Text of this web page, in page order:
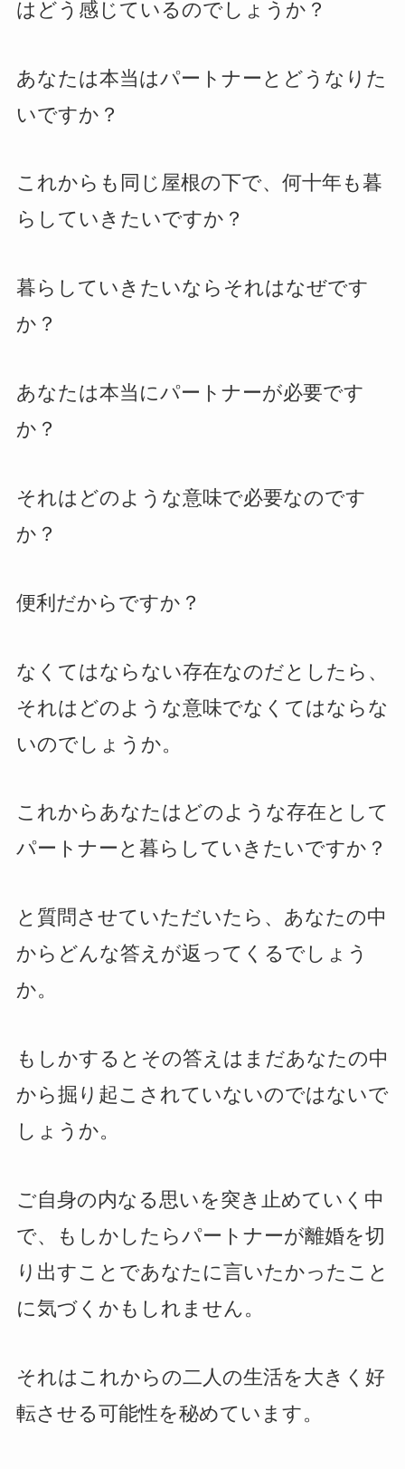
はどう感じているのでしょうか？
あなたは本当はパートナーとどうなりた
いですか？
これからも同じ屋根の下で、何十年も暮
らしていきたいですか？
暮らしていきたいならそれはなぜです
か？
あなたは本当にパートナーが必要です
か？
それはどのような意味で必要なのです
か？
便利だからですか？
なくてはならない存在なのだとしたら、
それはどのような意味でなくてはならな
いのでしょうか。
これからあなたはどのような存在として
パートナーと暮らしていきたいですか？
と質問させていただいたら、あなたの中
からどんな答えが返ってくるでしょう
か。
もしかするとその答えはまだあなたの中
から掘り起こされていないのではないで
しょうか。
ご自身の内なる思いを突き止めていく中
で、もしかしたらパートナーが離婚を切
り出すことであなたに言いたかったこと
に気づくかもしれません。
それはこれからの二人の生活を大きく好
転させる可能性を秘めています。